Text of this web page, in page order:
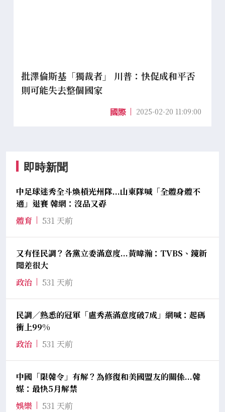
批澤倫斯基「獨裁者」 川普：快促成和平否
則可能失去整個國家
國際 2025-02-20 11:09:00
即時新聞
中足球迷秀全斗煥槓光州隊...山東隊喊「全體身體不
適」退賽 韓網：沒品又孬
體育
531 天前
又有怪民調？各黨立委滿意度...黃暐瀚：TVBS、鏡新
聞差很大
政治
531 天前
民調／熟悉的冠軍「盧秀燕滿意度破7成」網喊：起碼
衝上99%
政治
531 天前
中國「限韓令」有解？為修復和美國盟友的關係...韓
媒：最快5月解禁
娛樂
531 天前